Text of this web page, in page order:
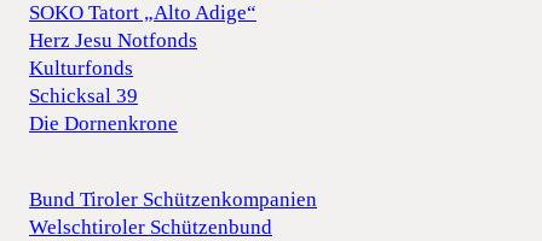
SOKO Tatort „Alto Adige“
Herz Jesu Notfonds
Kulturfonds
Schicksal 39
Die Dornenkrone
Bund Tiroler Schützenkompanien
Welschtiroler Schützenbund